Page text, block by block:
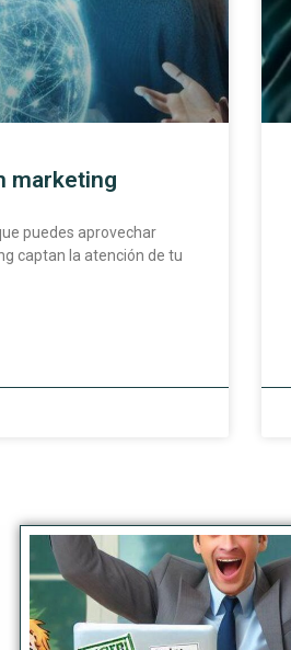
marketing
puedes aprovechar
captan la atención de tu